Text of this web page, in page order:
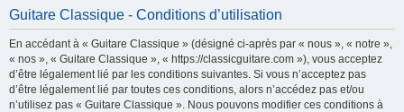
Guitare Classique - Conditions d’utilisation
En accédant à « Guitare Classique » (désigné ci-après par « nous », « notre »,
« nos », « Guitare Classique », « https://classicguitare.com »), vous acceptez
d’être légalement lié par les conditions suivantes. Si vous n’acceptez pas
d’être légalement lié par toutes ces conditions, alors n’accédez pas et/ou
n’utilisez pas « Guitare Classique ». Nous pouvons modifier ces conditions à